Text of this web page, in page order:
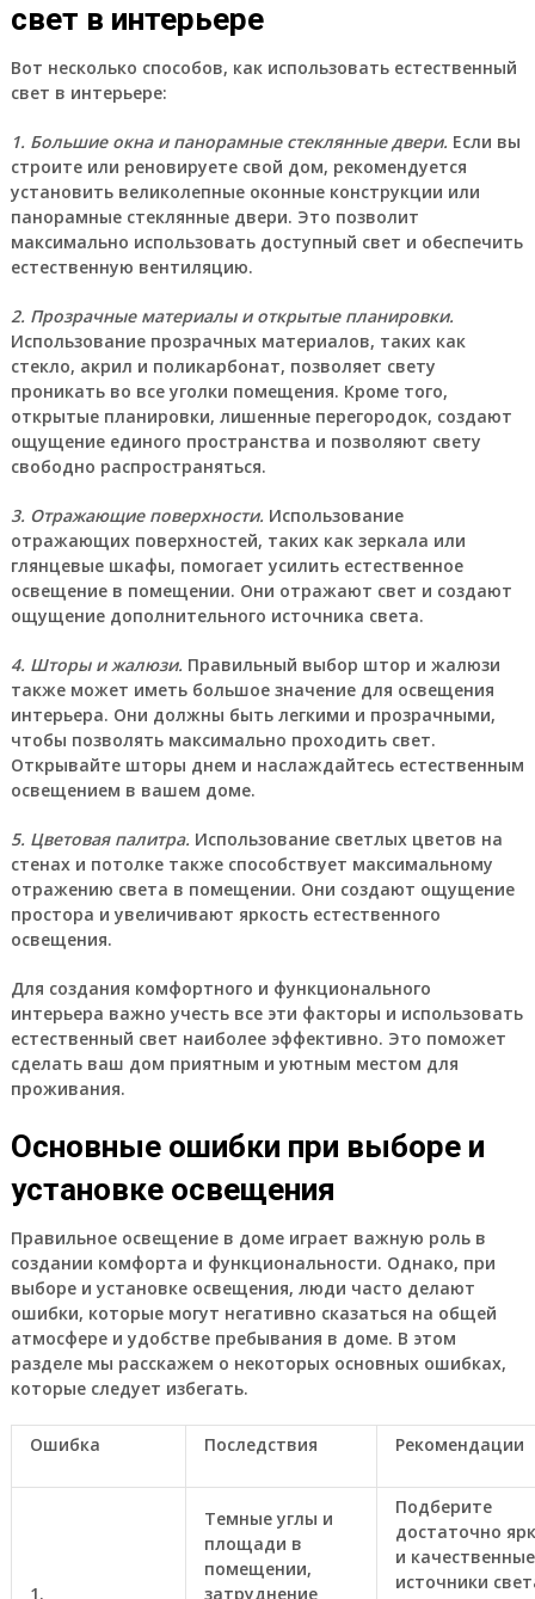
свет в интерьере
Вот несколько способов, как использовать естественный
свет в интерьере:
1. Большие окна и панорамные стеклянные двери. Если вы
строите или реновируете свой дом, рекомендуется
установить великолепные оконные конструкции или
панорамные стеклянные двери. Это позволит
максимально использовать доступный свет и обеспечить
естественную вентиляцию.
2. Прозрачные материалы и открытые планировки.
Использование прозрачных материалов, таких как
стекло, акрил и поликарбонат, позволяет свету
проникать во все уголки помещения. Кроме того,
открытые планировки, лишенные перегородок, создают
ощущение единого пространства и позволяют свету
свободно распространяться.
3. Отражающие поверхности. Использование
отражающих поверхностей, таких как зеркала или
глянцевые шкафы, помогает усилить естественное
освещение в помещении. Они отражают свет и создают
ощущение дополнительного источника света.
4. Шторы и жалюзи. Правильный выбор штор и жалюзи
также может иметь большое значение для освещения
интерьера. Они должны быть легкими и прозрачными,
чтобы позволять максимально проходить свет.
Открывайте шторы днем и наслаждайтесь естественным
освещением в вашем доме.
5. Цветовая палитра. Использование светлых цветов на
стенах и потолке также способствует максимальному
отражению света в помещении. Они создают ощущение
простора и увеличивают яркость естественного
освещения.
Для создания комфортного и функционального
интерьера важно учесть все эти факторы и использовать
естественный свет наиболее эффективно. Это поможет
сделать ваш дом приятным и уютным местом для
проживания.
Основные ошибки при выборе и
установке освещения
Правильное освещение в доме играет важную роль в
создании комфорта и функциональности. Однако, при
выборе и установке освещения, люди часто делают
ошибки, которые могут негативно сказаться на общей
атмосфере и удобстве пребывания в доме. В этом
разделе мы расскажем о некоторых основных ошибках,
которые следует избегать.
Ошибка Последствия Рекомендации
1.
Темные углы и
площади в
помещении,
затруднение
Подберите
достаточно
и качественные
источники